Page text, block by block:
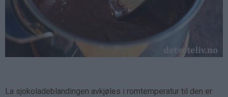
La sjokoladeblandingen avkjøles i romtemperatur til den er